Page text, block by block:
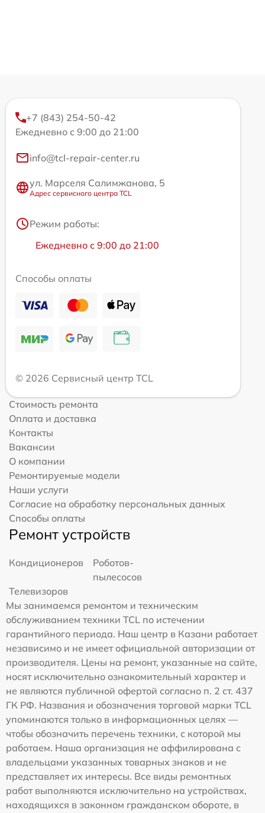
+7 (843) 254-50-42
Ежедневно с 9:00 до 21:00
info@tcl-repair-center.ru
ул. Марселя Салимжанова, 5
Адрес сервисного центра TCL
Режим работы:
Ежедневно с 9:00 до 21:00
Способы оплаты
© 2026 Сервисный центр TCL
Стоимость ремонта
Оплата и доставка
Контакты
Вакансии
О компании
Ремонтируемые модели
Наши услуги
Согласие на обработку персональных данных
Способы оплаты
Ремонт устройств
Кондиционеров
Роботов-
пылесосов
Телевизоров
Мы занимаемся ремонтом и техническим
обслуживанием техники TCL по истечении
гарантийного периода. Наш центр в Казани работает
независимо и не имеет официальной авторизации от
производителя. Цены на ремонт, указанные на сайте,
носят исключительно ознакомительный характер и
не являются публичной офертой согласно п. 2 ст. 437
ГК РФ. Названия и обозначения торговой марки TCL
упоминаются только в информационных целях —
чтобы обозначить перечень техники, с которой мы
работаем. Наша организация не аффилирована с
владельцами указанных товарных знаков и не
представляет их интересы. Все виды ремонтных
работ выполняются исключительно на устройствах,
находящихся в законном гражданском обороте, в